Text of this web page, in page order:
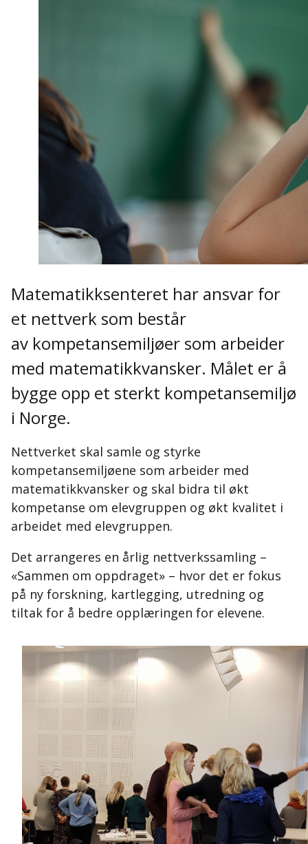
Matematikksenteret har ansvar for
et nettverk som består
av kompetansemiljøer som arbeider
med matematikkvansker. Målet er å
bygge opp et sterkt kompetansemiljø
i Norge.
Nettverket skal samle og styrke
kompetansemiljøene som arbeider med
matematikkvansker og skal bidra til økt
kompetanse om elevgruppen og økt kvalitet i
arbeidet med elevgruppen.
Det arrangeres en årlig nettverkssamling –
«Sammen om oppdraget» – hvor det er fokus
på ny forskning, kartlegging, utredning og
tiltak for å bedre opplæringen for elevene.